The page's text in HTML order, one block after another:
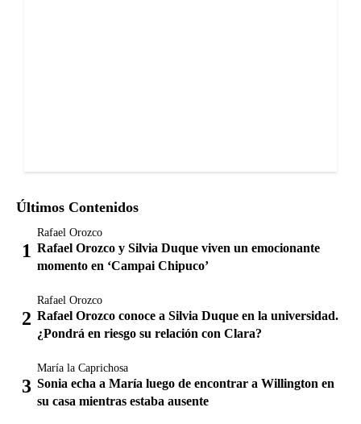
Últimos Contenidos
Rafael Orozco
Rafael Orozco y Silvia Duque viven un emocionante
momento en ‘Campai Chipuco’
Rafael Orozco
Rafael Orozco conoce a Silvia Duque en la universidad.
¿Pondrá en riesgo su relación con Clara?
María la Caprichosa
Sonia echa a María luego de encontrar a Willington en
su casa mientras estaba ausente